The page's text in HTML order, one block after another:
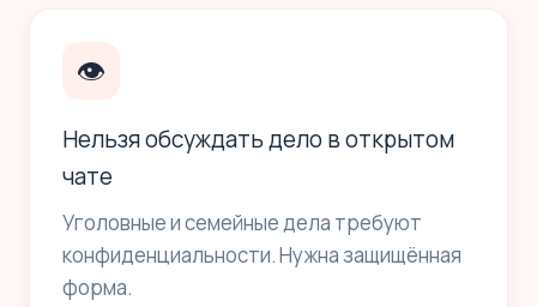
👁
Нельзя обсуждать дело в открытом
чате
Уголовные и семейные дела требуют
конфиденциальности. Нужна защищённая
форма.